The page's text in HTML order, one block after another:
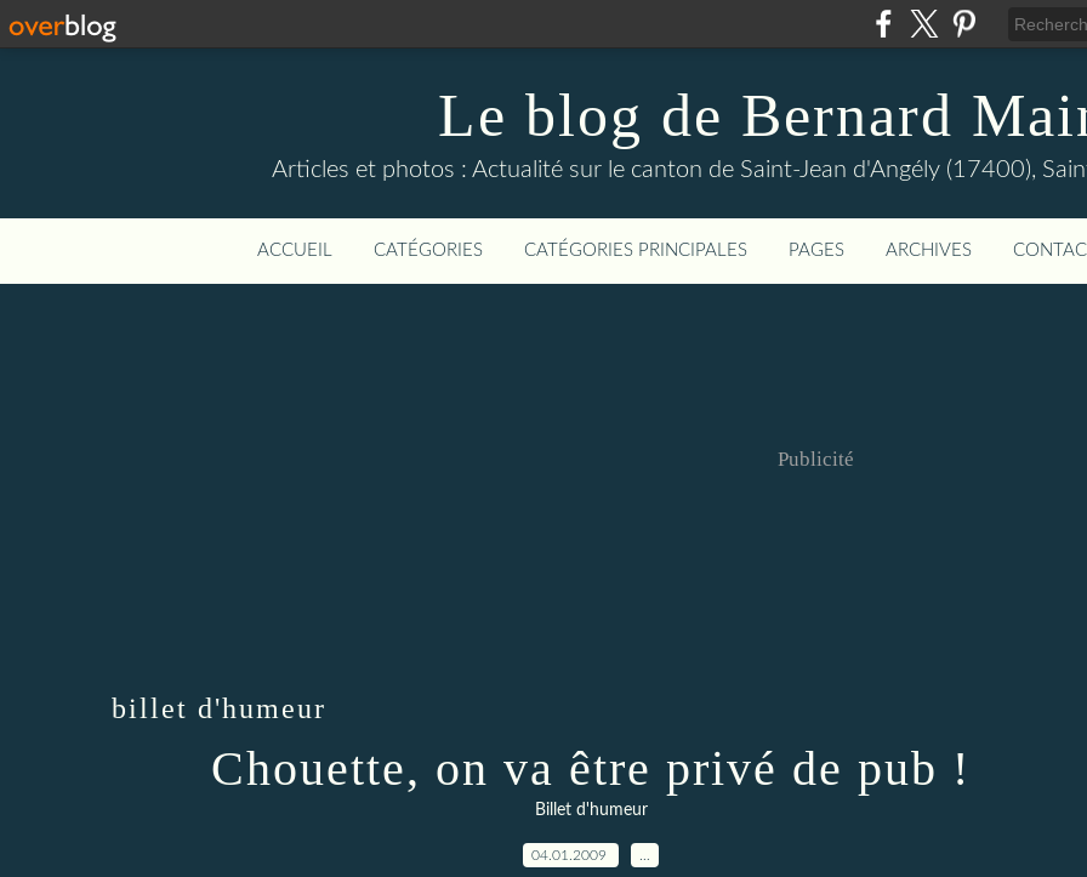
Le blog de Bernard
Articles et photos : Actualité sur le canton de Saint-Jean d'Angély (17400),
ACCUEIL CATÉGORIES CATÉGORIES PRINCIPALES PAGES ARCHIVES
Publicité
billet d'humeur
Chouette, on va être privé de pub !
Billet d'humeur
04.01.2009